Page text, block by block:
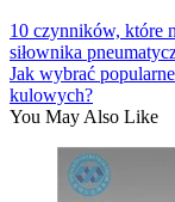
10 czynników, które
siłownika
Jak wybrać
kulowych?
You May Also Like